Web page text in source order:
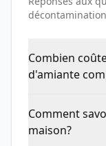
décontamination
Combien
d'amiante
Comment
maison?